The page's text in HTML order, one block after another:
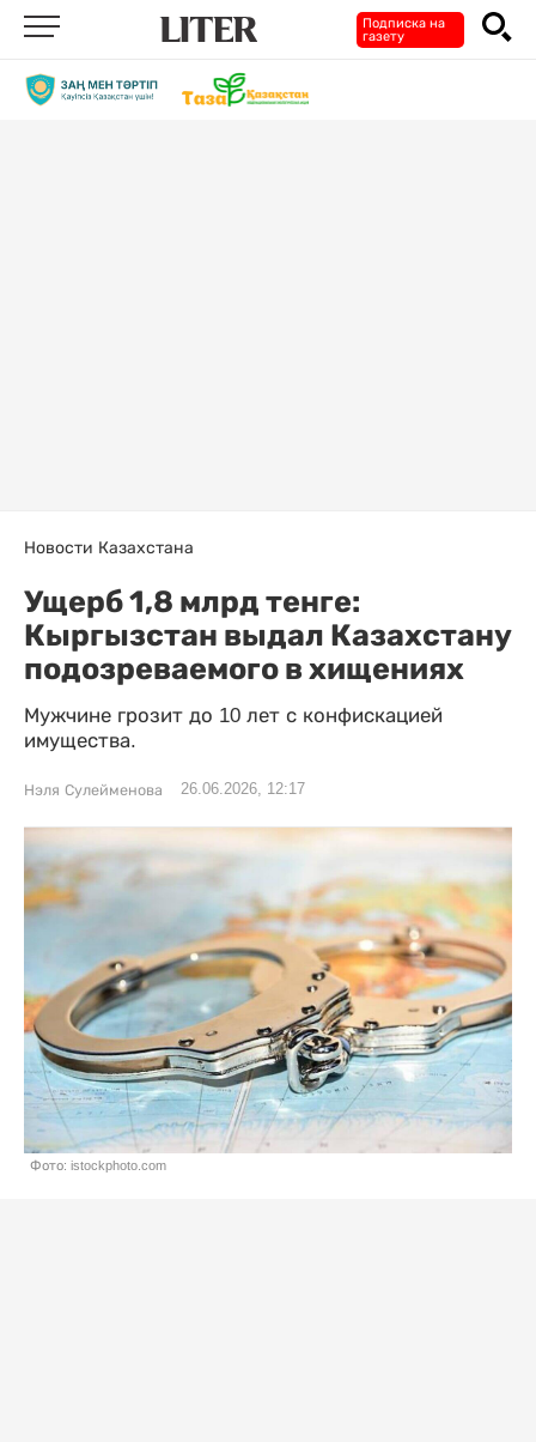
Подписка на
газету
Новости Казахстана
Ущерб 1,8 млрд тенге:
Кыргызстан выдал Казахстану
подозреваемого в хищениях
Мужчине грозит до 10 лет с конфискацией
имущества.
Нэля Сулейменова 26.06.2026, 12:17
Фото: istockphoto.com